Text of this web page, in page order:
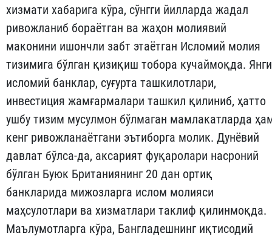
хизмати хабарига кўра, сўнгги йилларда жадал
ривожланиб бораётган ва жаҳон молиявий
маконини ишончли забт этаётган Исломий молия
тизимига бўлган қизиқиш тобора кучаймоқда. Янги
исломий банклар, суғурта ташкилотлари,
инвестиция жамғармалари ташкил қилиниб, ҳатто
ушбу тизим мусулмон бўлмаган мамлакатларда
кенг ривожланаётгани эътиборга молик. Дунёвий
давлат бўлса-да, аксарият фуқаролари насроний
бўлган Буюк Британиянинг 20 дан ортиқ
банкларида мижозларга ислом молияси
маҳсулотлари ва хизматлари таклиф қилинмоқда.
Маълумотларга кўра, Бангладешнинг иқтисодий